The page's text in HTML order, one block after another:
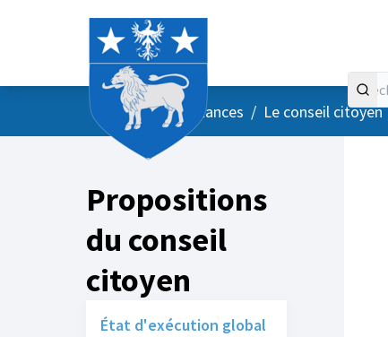
AccueilMenu principal
/ Vos instances / Le conseil citoyen
Propositions
du conseil
citoyen
État d'exécution global